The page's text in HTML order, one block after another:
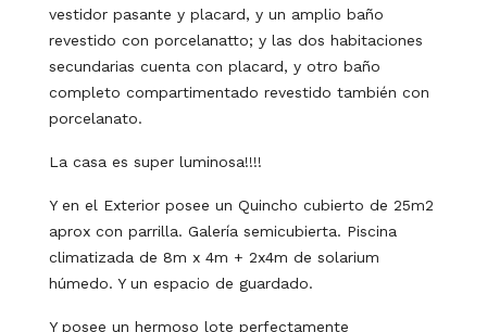
vestidor pasante y placard, y un amplio baño
revestido con porcelanatto; y las dos habitaciones
secundarias cuenta con placard, y otro baño
completo compartimentado revestido también con
porcelanato.
La casa es super luminosa!!!!
Y en el Exterior posee un Quincho cubierto de 25m2
aprox con parrilla. Galería semicubierta. Piscina
climatizada de 8m x 4m + 2x4m de solarium
húmedo. Y un espacio de guardado.
Y posee un hermoso lote perfectamente